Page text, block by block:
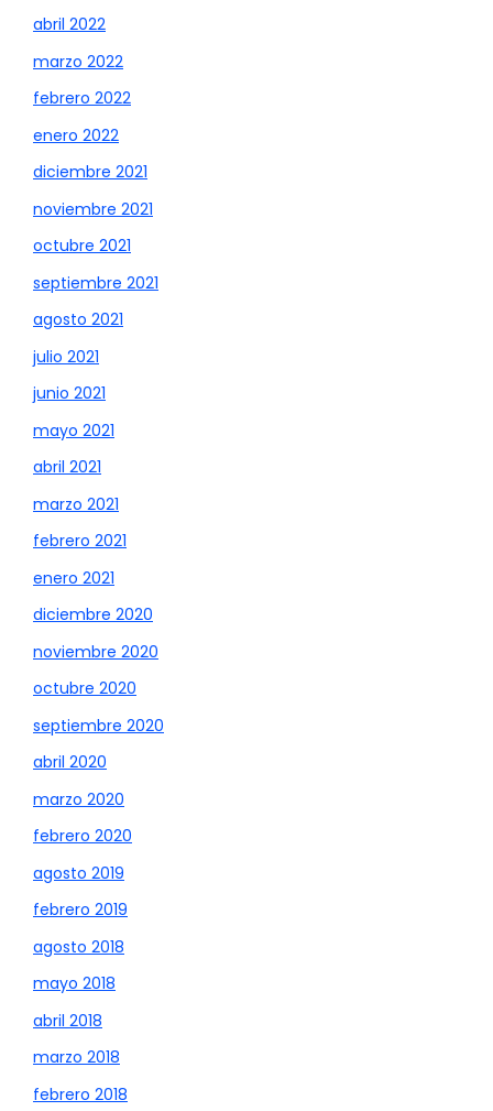
abril 2022
marzo 2022
febrero 2022
enero 2022
diciembre 2021
noviembre 2021
octubre 2021
septiembre 2021
agosto 2021
julio 2021
junio 2021
mayo 2021
abril 2021
marzo 2021
febrero 2021
enero 2021
diciembre 2020
noviembre 2020
octubre 2020
septiembre 2020
abril 2020
marzo 2020
febrero 2020
agosto 2019
febrero 2019
agosto 2018
mayo 2018
abril 2018
marzo 2018
febrero 2018